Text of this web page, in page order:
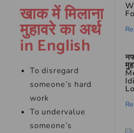
खाक में मिलाना
मुहावरे का अर्थ
in English
To disregard
someone’s hard
work
To undervalue
someone’s